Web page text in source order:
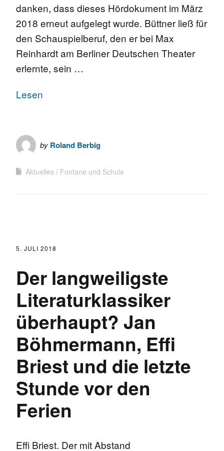
danken, dass dieses Hördokument im März
2018 erneut aufgelegt wurde. Büttner ließ für
den Schauspielberuf, den er bei Max
Reinhardt am Berliner Deutschen Theater
erlernte, sein …
Lesen
by Roland Berbig
Aktuelles Fontane und Schule
5. JULI 2018
Der langweiligste
Literaturklassiker
überhaupt? Jan
Böhmermann, Effi
Briest und die letzte
Stunde vor den
Ferien
Effi Briest. Der mit Abstand